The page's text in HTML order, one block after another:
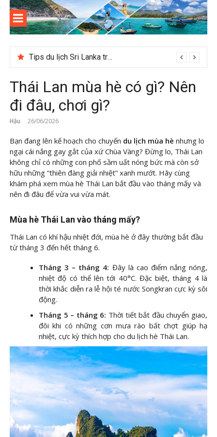
Skip
content
Kinh
nghiệm
du lịch
Côn Đảo
Thông tin và kinh nghiệm khi du lịch Côn Đảo
Tips du lịch Sri Lanka trọn vẹn cho người mới
Thái Lan mùa hè có gì? Nên
đi đâu, chơi gì?
Hậu 26/06/2026
Bạn đang lên kế hoạch cho chuyến du lịch mùa hè nhưng lo
ngại cái nắng gay gắt của xứ Chùa Vàng? Đừng lo, Thái Lan
không chỉ có những con phố sầm uất nóng bức mà còn sở
hữu những “thiên đàng giải nhiệt” xanh mướt. Hãy cùng
khám phá xem mùa hè Thái Lan bắt đầu vào tháng mấy và
nên đi đâu để vừa vui vừa mát.
Mùa hè Thái Lan vào tháng mấy?
Thái Lan có khí hậu nhiệt đới, mùa hè ở đây thường bắt đầu
từ tháng 3 đến hết tháng 6.
Tháng 3 – tháng 4: Đây là cao điểm nắng nóng,
nhiệt độ có thể lên tới 40°C. Đặc biệt, tháng 4 là
thời khắc diễn ra lễ hội té nước Songkran cực kỳ sôi
động.
Tháng 5 – tháng 6: Thời tiết bắt đầu chuyển giao,
đôi khi có những cơn mưa rào bất chợt giúp hạ
nhiệt, cực kỳ thích hợp cho du lịch hè Thái Lan.